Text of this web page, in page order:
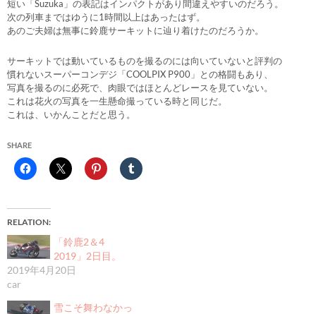
短い「Suzuka」の表記はインパクトがあり間違えやすいのだろう。
次の列車まではゆうに1時間以上はあったはず。
あのご夫婦は無事に鈴鹿サーキットに辿り着けたのだろうか。
サーキットでは動いているものを撮るのには向いていないと評判の
慣れないスーパーコンデジ「COOLPIX P900」との格闘もあり、
写真を撮るのに必死で、肉眼ではほとんどレースを見ていない。
これは花火の写真を一生懸命撮っている時と同じだ。
これは、いかんことだと思う。
SHARE
RELATION
「鈴鹿2＆4
2019」2日目。
2019年4月20日
car
雪こそ舞わなかっ